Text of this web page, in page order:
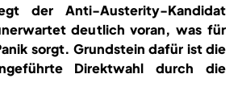
der Anti-Austerity-Kandidat
deutlich voran, was für
sorgt. Grundstein dafür ist die
Direktwahl durch die